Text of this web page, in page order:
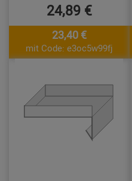
24,89 €
23,40 €
mit Code: e3oc5w99fj